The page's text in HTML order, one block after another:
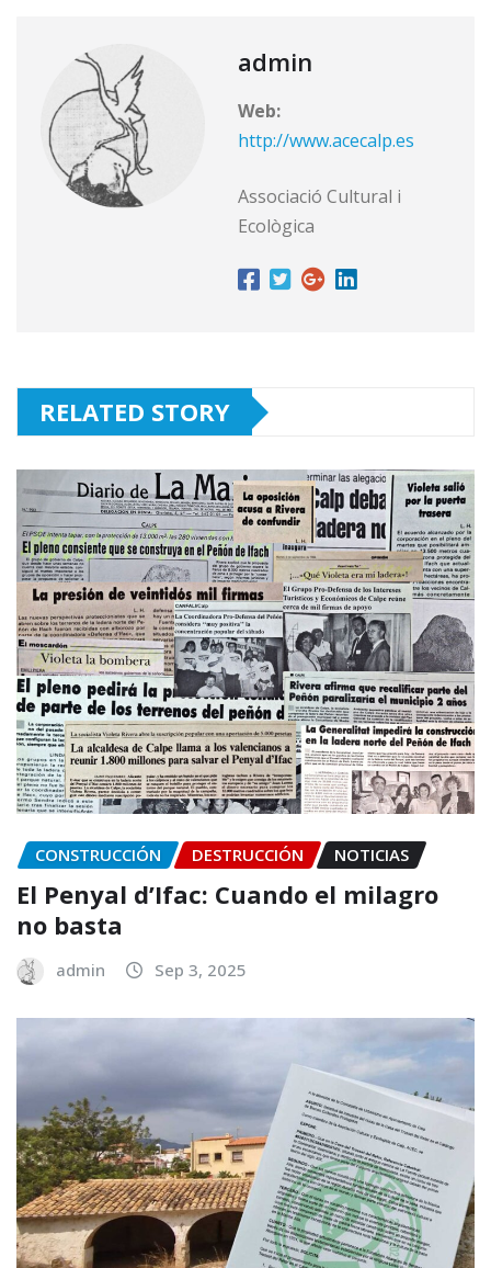
admin
Web:
http://www.acecalp.es
Associació Cultural i
Ecològica
RELATED STORY
CONSTRUCCIÓN DESTRUCCIÓN NOTICIAS
El Penyal d’Ifac: Cuando el milagro
no basta
admin Sep 3, 2025